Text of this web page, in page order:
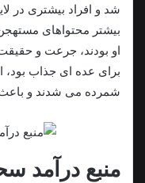
شد و افراد بیشتری در
بیشتر محتواهای
او بودند، جرعت و
برای عده ای جذاب بود،
شمرده می شدند و
منبع درآمد